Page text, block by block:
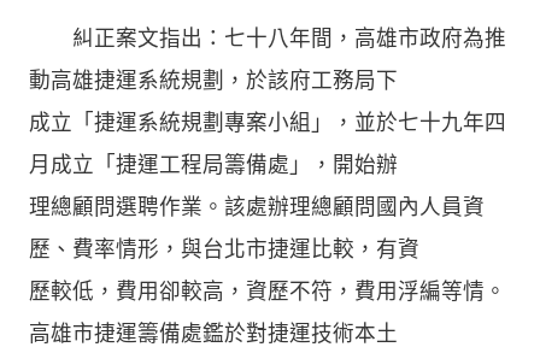
糾正案文指出：七十八年間，高雄市政府為推
動高雄捷運系統規劃，於該府工務局下
成立「捷運系統規劃專案小組」，並於七十九年四
月成立「捷運工程局籌備處」，開始辦
理總顧問選聘作業。該處辦理總顧問國內人員資
歷、費率情形，與台北市捷運比較，有資
歷較低，費用卻較高，資歷不符，費用浮編等情。
高雄市捷運籌備處鑑於對捷運技術本土